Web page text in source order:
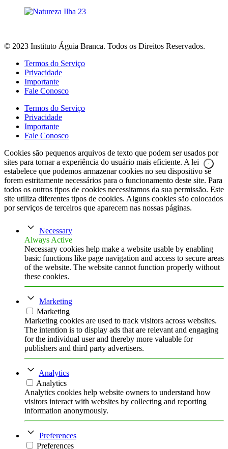
© 2023 Instituto Águia Branca. Todos os Direitos Reservados.
Termos do Serviço
Privacidade
Importante
Fale Conosco
Termos do Serviço
Privacidade
Importante
Fale Conosco
Cookies são pequenos arquivos de texto que podem ser usados por
sites para tornar a experiência do usuário mais eficiente. A lei
estabelece que podemos armazenar cookies no seu dispositivo se
forem estritamente necessários para o funcionamento deste site. Para
todos os outros tipos de cookies necessitamos da sua permissão. Este
site utiliza diferentes tipos de cookies. Alguns cookies são colocados
por serviços de terceiros que aparecem nas nossas páginas.
Necessary
Always Active
Necessary cookies help make a website usable by enabling
basic functions like page navigation and access to secure areas
of the website. The website cannot function properly without
these cookies.
Marketing
Marketing
Marketing cookies are used to track visitors across websites.
The intention is to display ads that are relevant and engaging
for the individual user and thereby more valuable for
publishers and third party advertisers.
Analytics
Analytics
Analytics cookies help website owners to understand how
visitors interact with websites by collecting and reporting
information anonymously.
Preferences
Preferences